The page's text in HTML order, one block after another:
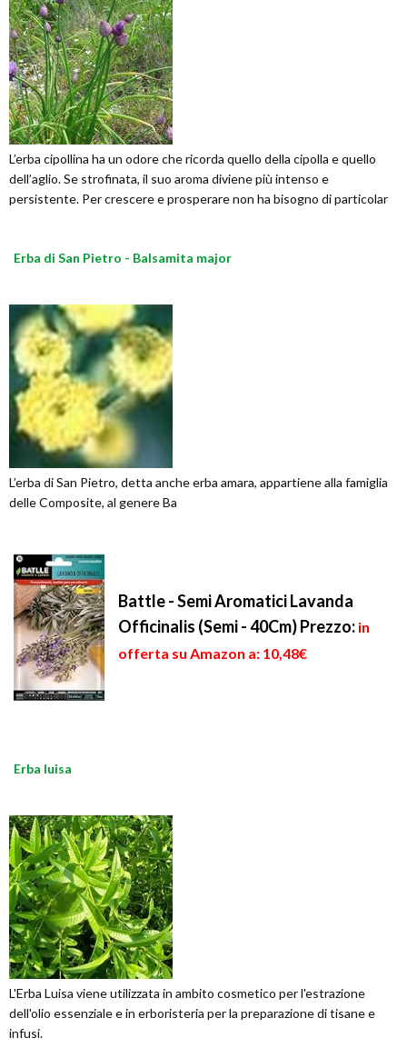
L’erba cipollina ha un odore che ricorda quello della cipolla e quello
dell’aglio. Se strofinata, il suo aroma diviene più intenso e
persistente. Per crescere e prosperare non ha bisogno di particolar
Erba di San Pietro - Balsamita major
L’erba di San Pietro, detta anche erba amara, appartiene alla famiglia
delle Composite, al genere Ba
Battle - Semi Aromatici Lavanda
Officinalis (Semi - 40Cm)Prezzo: in
offerta su Amazon a: 10,48€
Erba luisa
L'Erba Luisa viene utilizzata in ambito cosmetico per l'estrazione
dell'olio essenziale e in erboristeria per la preparazione di tisane e
infusi.